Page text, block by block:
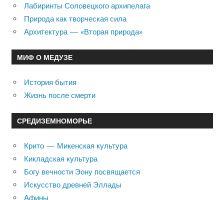
Лабиринты Соловецкого архипелага
Природа как творческая сила
Архитектура — «Вторая природа»
МИФ О МЕДУЗЕ
История бытия
Жизнь после смерти
СРЕДИЗЕМНОМОРЬЕ
Крито — Микенская культура
Кикладская культура
Богу вечности Эону посвящается
Искусство древней Эллады
Афины